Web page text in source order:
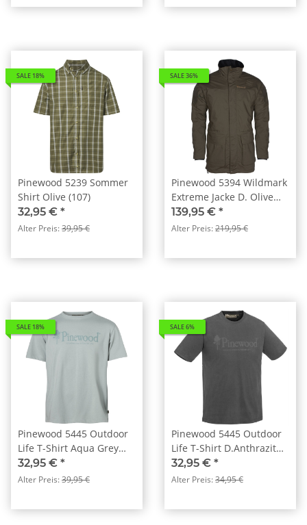
SALE 18%
Pinewood 5239 Sommer
Shirt Olive (107)
32,95 € *
Alter Preis:39,95 €
SALE 36%
Pinewood 5394 Wildmark
Extreme Jacke D. Olive
(128)
139,95 € *
Alter Preis:219,95 €
SALE 18%
Pinewood 5445 Outdoor
Life T-Shirt Aqua Grey
(467)
32,95 € *
Alter Preis:39,95 €
SALE 6%
Pinewood 5445 Outdoor
Life T-Shirt D.Anthrazit
(443)
32,95 € *
Alter Preis:34,95 €